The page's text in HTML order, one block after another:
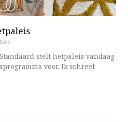
stelt hetpaleis vandaag
voor. Ik schreef